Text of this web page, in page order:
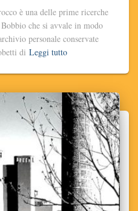
è una delle prime ricerche
che si avvale in modo
personale conservate
di Leggi tutto